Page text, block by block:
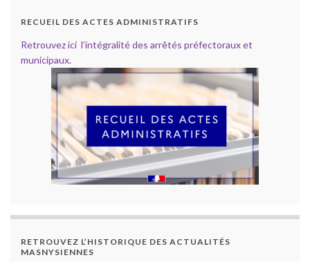
RECUEIL DES ACTES ADMINISTRATIFS
Retrouvez ici l’intégralité des arrêtés préfectoraux et
municipaux.
RETROUVEZ L’HISTORIQUE DES ACTUALITÉS
MASNYSIENNES